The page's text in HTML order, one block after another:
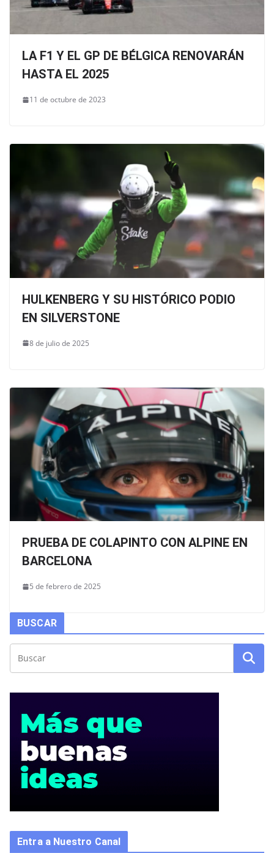
LA F1 Y EL GP DE BÉLGICA RENOVARÁN
HASTA EL 2025
11 de octubre de 2023
HULKENBERG Y SU HISTÓRICO PODIO
EN SILVERSTONE
8 de julio de 2025
PRUEBA DE COLAPINTO CON ALPINE EN
BARCELONA
5 de febrero de 2025
BUSCAR
Entra a Nuestro Canal